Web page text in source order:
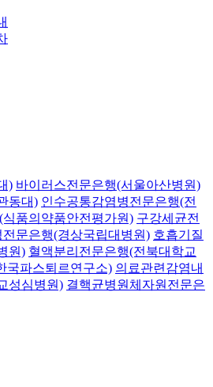
) 바이러스전문은행(서울아산병원)
동대) 인수공통감염병전문은행(전
품의약품안전평가원) 구강세균전
전문은행(경상국립대병원) 호흡기질
원) 혈액분리전문은행(전북대학교
국파스퇴르연구소) 의료관련감염내
성심병원) 결핵균병원체자원전문은